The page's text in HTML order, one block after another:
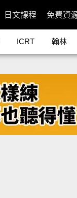
日文課程 免費資
ICRT 翰林